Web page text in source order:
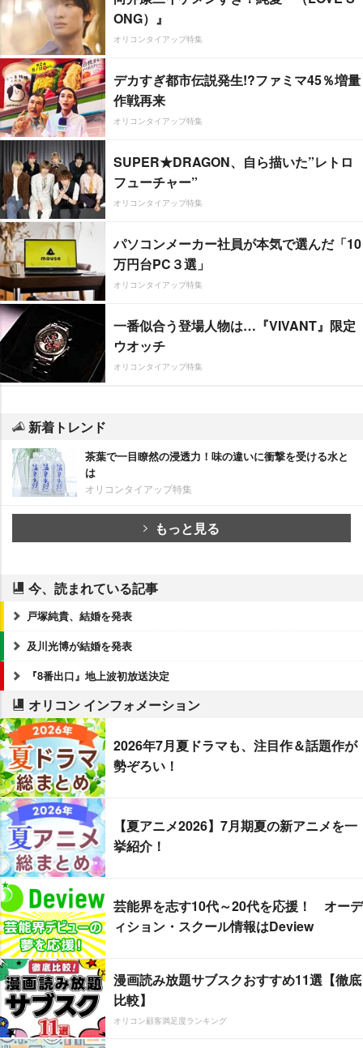
ONG）』
オリコンタイアップ特集
デカすぎ都市伝説発生!?ファミマ45％増量
作戦再来
オリコンタイアップ特集
SUPER★DRAGON、自ら描いた”レトロ
フューチャー”
オリコンタイアップ特集
パソコンメーカー社員が本気で選んだ「10
万円台PC３選」
オリコンタイアップ特集
一番似合う登場人物は…『VIVANT』限定
ウオッチ
オリコンタイアップ特集
新着トレンド
茶葉で一目瞭然の浸透力！味の違いに衝撃を受ける水と
は
オリコンタイアップ特集
もっと見る
今、読まれている記事
戸塚純貴、結婚を発表
及川光博が結婚を発表
『8番出口』地上波初放送決定
オリコン インフォメーション
2026年7月夏ドラマも、注目作＆話題作が
勢ぞろい！
【夏アニメ2026】7月期夏の新アニメを一
挙紹介！
芸能界を志す10代～20代を応援！ オーデ
ィション・スクール情報はDeview
漫画読み放題サブスクおすすめ11選【徹底
比較】
オリコン顧客満足度ランキング